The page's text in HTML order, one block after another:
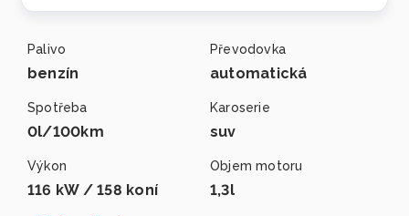
Palivo
benzín
Převodovka
automatická
Spotřeba
0l/100km
Karoserie
suv
Výkon
116 kW / 158 koní
Objem motoru
1,3l